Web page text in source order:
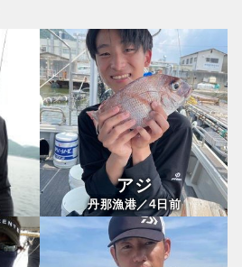
アジ
丹那漁港／4日前